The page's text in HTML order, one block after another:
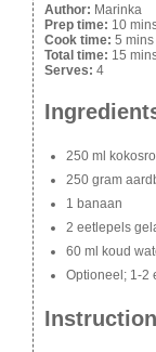
Author: Marinka
Prep time: 10
Cook time: 5 mins
Total time: 15
Serves: 4
250 ml
250 gram
1 banaan
2 eetlepels
60 ml koud
Optioneel; 1-2